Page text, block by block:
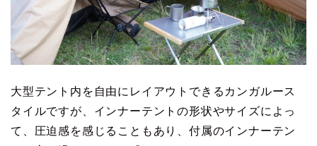
大型テント内を自由にレイアウトできるカンガルース
タイルですが、インナーテントの形状やサイズによっ
て、圧迫感を感じることもあり、付属のインナーテン